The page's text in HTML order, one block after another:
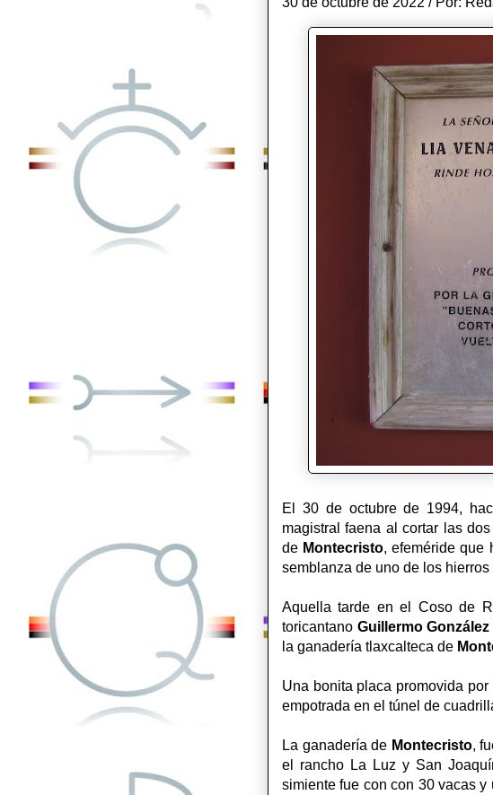
El 30 de octubre de 1994,
magistral faena al cortar las
de Montecristo, efeméride que
semblanza de uno de los
Aquella tarde en el Coso de
toricantano Guillermo
la ganadería tlaxcalteca de
Una bonita placa promovida por
empotrada en el túnel de
La ganadería de Montecristo,
el rancho La Luz y San
simiente fue con con 30 vacas